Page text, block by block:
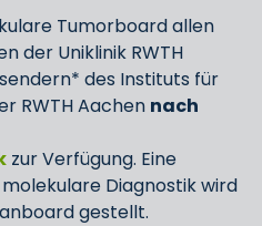
Tumorboard allen
der Uniklinik RWTH
des Instituts für
RWTH Aachen nach
zur Verfügung. Eine
Diagnostik wird
gestellt.